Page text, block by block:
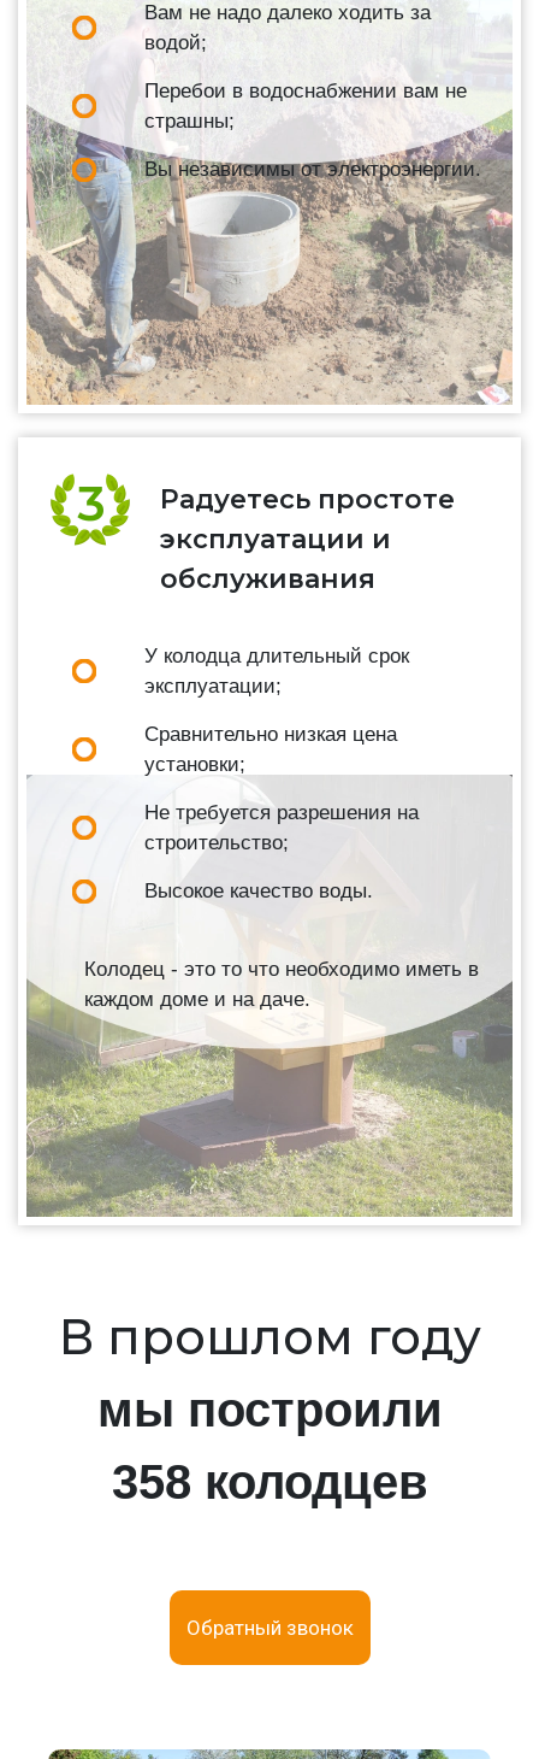
Вам не надо далеко ходить за
водой;
Перебои в водоснабжении вам не
страшны;
Вы независимы от электроэнергии.
Радуетесь простоте
эксплуатации и
обслуживания
У колодца длительный срок
эксплуатации;
Сравнительно низкая цена
установки;
Не требуется разрешения на
строительство;
Высокое качество воды.
Колодец - это то что необходимо иметь в
каждом доме и на даче.
В прошлом году
мы построили
358 колодцев
Обратный звонок